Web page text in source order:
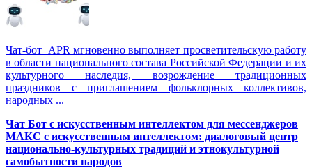
Чат-бот APR мгновенно выполняет просветительскую работу
в области национального состава Российской Федерации и их
культурного наследия, возрождение традиционных
праздников с приглашением фольклорных коллективов,
народных ...
Чат Бот с искусственным интеллектом для мессенджеров
МАКС с искусственным интеллектом: диалоговый центр
национально-культурных традиций и этнокультурной
самобытности народов